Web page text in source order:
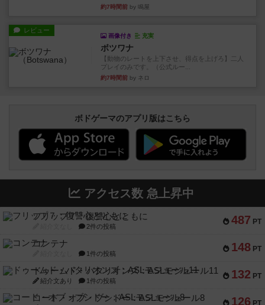
約7時間前 by 鳴屋
レビュー
画像付き 充実
ボツワナ
【動物のレートを上下させ、得点を上げろ】二人
プレイのみです。（公式ルー...
約7時間前 by ネロ
ボドゲーマのアプリ版はこちら
アクセス数 急上昇中
487 PT
フリップ７：復讐心とともに
2件の投稿
148 PT
コンテナ
1件の投稿
132 PT
ドゥームド・バタリオンズ：ASLモジュール11
紹介文あり 1件の投稿
126 PT
コード・オブ・ブシドー：ASLモジュール8